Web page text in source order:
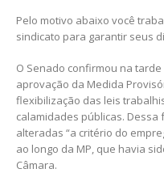
Pelo motivo abaixo você
sindicato para garantir seus
O Senado confirmou na
aprovação da Medida
flexibilização das leis
calamidades públicas.
alteradas “a critério do
ao longo da MP, que havia
Câmara.